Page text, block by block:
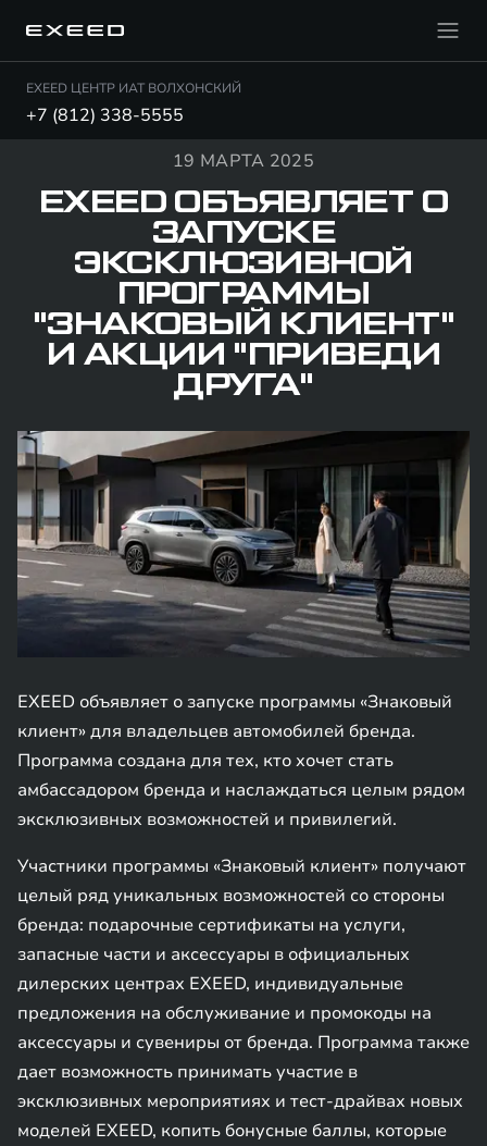
EXEED ЦЕНТР ИАТ ВОЛХОНСКИЙ
+7 (812) 338-5555
19 МАРТА 2025
EXEED ОБЪЯВЛЯЕТ О
ЗАПУСКЕ
ЭКСКЛЮЗИВНОЙ
ПРОГРАММЫ
"ЗНАКОВЫЙ КЛИЕНТ"
И АКЦИИ "ПРИВЕДИ
ДРУГА"
EXEED объявляет о запуске программы «Знаковый
клиент» для владельцев автомобилей бренда.
Программа создана для тех, кто хочет стать
амбассадором бренда и наслаждаться целым рядом
эксклюзивных возможностей и привилегий.
Участники программы «Знаковый клиент» получают
целый ряд уникальных возможностей со стороны
бренда: подарочные сертификаты на услуги,
запасные части и аксессуары в официальных
дилерских центрах EXEED, индивидуальные
предложения на обслуживание и промокоды на
аксессуары и сувениры от бренда. Программа также
дает возможность принимать участие в
эксклюзивных мероприятиях и тест-драйвах новых
моделей EXEED, копить бонусные баллы, которые